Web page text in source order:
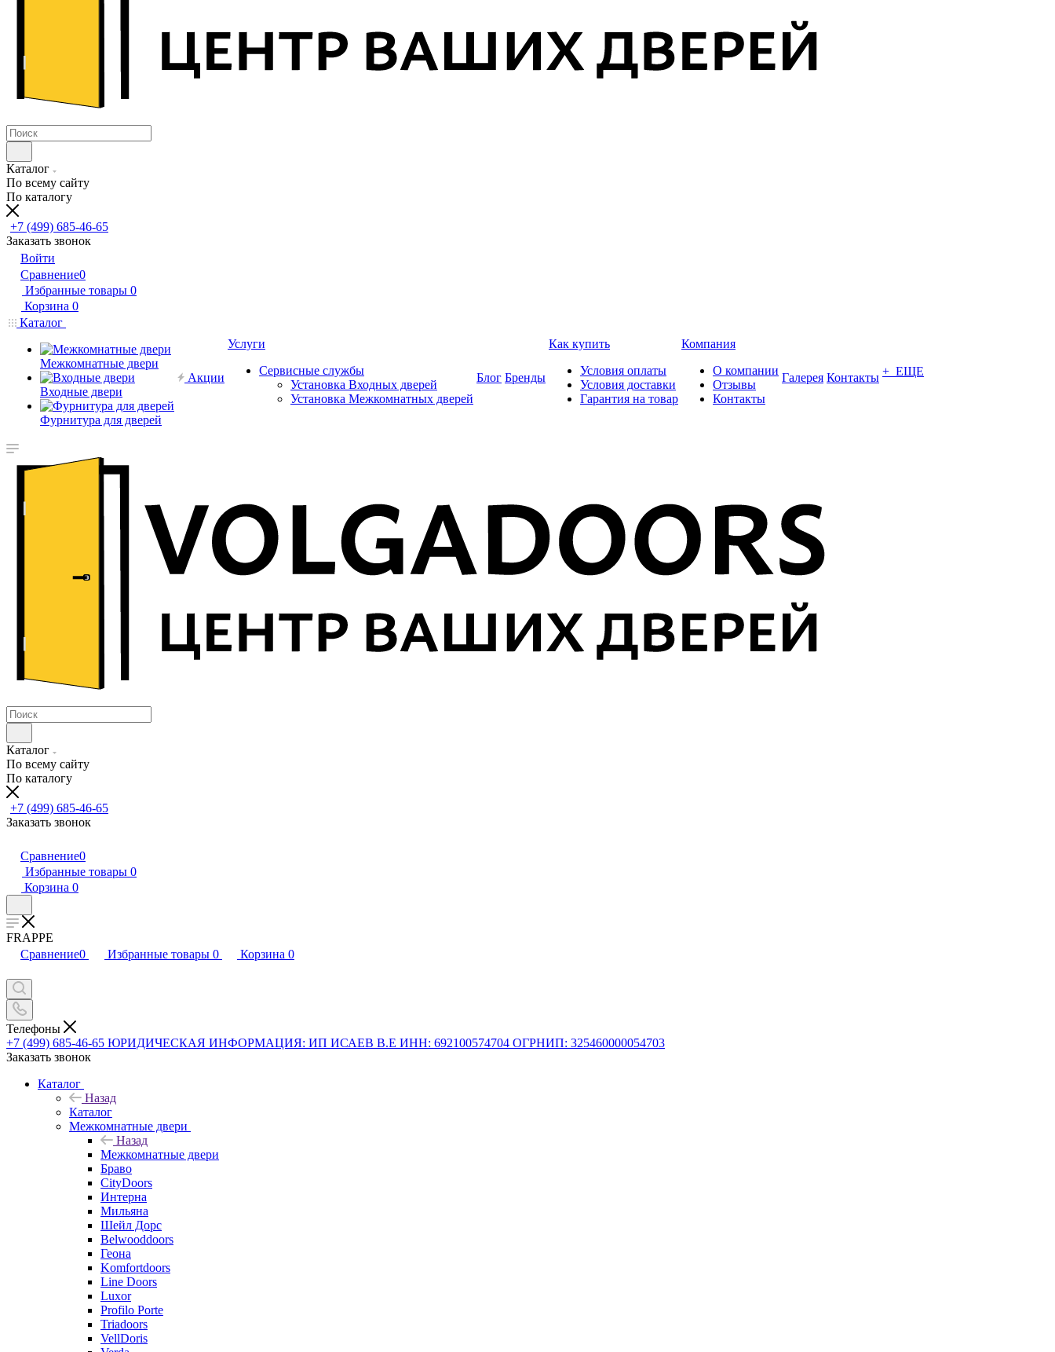
Каталог
По всему сайту
По каталогу
+7 (499) 685-46-65
Заказать звонок
Войти
Сравнение0
Избранные товары 0
Корзина 0
Каталог
Межкомнатные двери
Входные двери
Фурнитура для дверей
Акции
Услуги
Сервисные службы
Установка Входных дверей
Установка Межкомнатных дверей
Блог Бренды
Как купить
Условия оплаты
Условия доставки
Гарантия на товар
Компания
О компании
Отзывы
Контакты
Галерея Контакты + ЕЩЕ
Каталог
По всему сайту
По каталогу
+7 (499) 685-46-65
Заказать звонок
Сравнение0
Избранные товары 0
Корзина 0
FRAPPE
Сравнение0 Избранные товары 0 Корзина 0
Телефоны
+7 (499) 685-46-65 ЮРИДИЧЕСКАЯ ИНФОРМАЦИЯ: ИП ИСАЕВ В.Е ИНН: 692100574704 ОГРНИП: 325460000054703
Заказать звонок
Каталог
Назад
Каталог
Межкомнатные двери
Назад
Межкомнатные двери
Браво
CityDoors
Интерна
Мильяна
Шейл Дорс
Belwooddoors
Геона
Komfortdoors
Line Doors
Luxor
Profilo Porte
Triadoors
VellDoris